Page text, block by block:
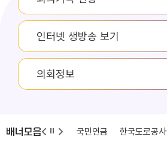
인터넷 생방송 보기
의회정보
배너모음
국민건강보험 국민연금 한국도로공사